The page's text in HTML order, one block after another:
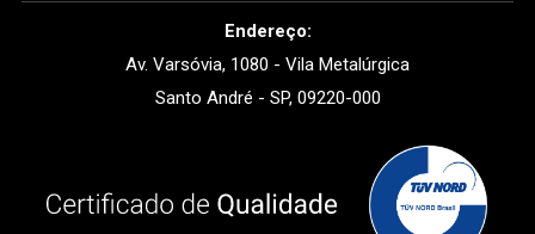
Endereço:
Av. Varsóvia, 1080 - Vila Metalúrgica
Santo André - SP, 09220-000